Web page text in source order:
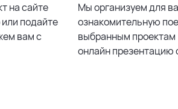
все предложения
на сайте
подайте
вам с
Мы организуем для
ознакомительную
выбранным проектам
онлайн презентацию